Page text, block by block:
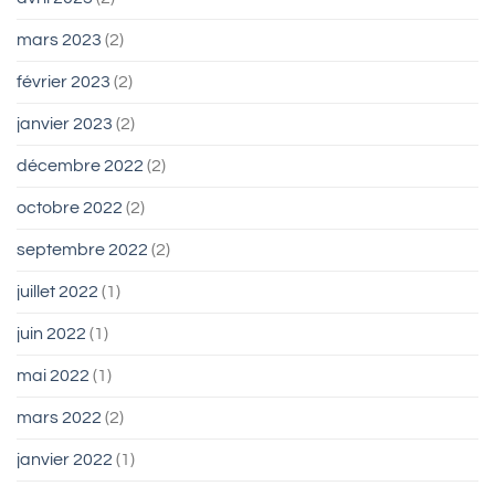
mars 2023 (2)
février 2023 (2)
janvier 2023 (2)
décembre 2022 (2)
octobre 2022 (2)
septembre 2022 (2)
juillet 2022 (1)
juin 2022 (1)
mai 2022 (1)
mars 2022 (2)
janvier 2022 (1)